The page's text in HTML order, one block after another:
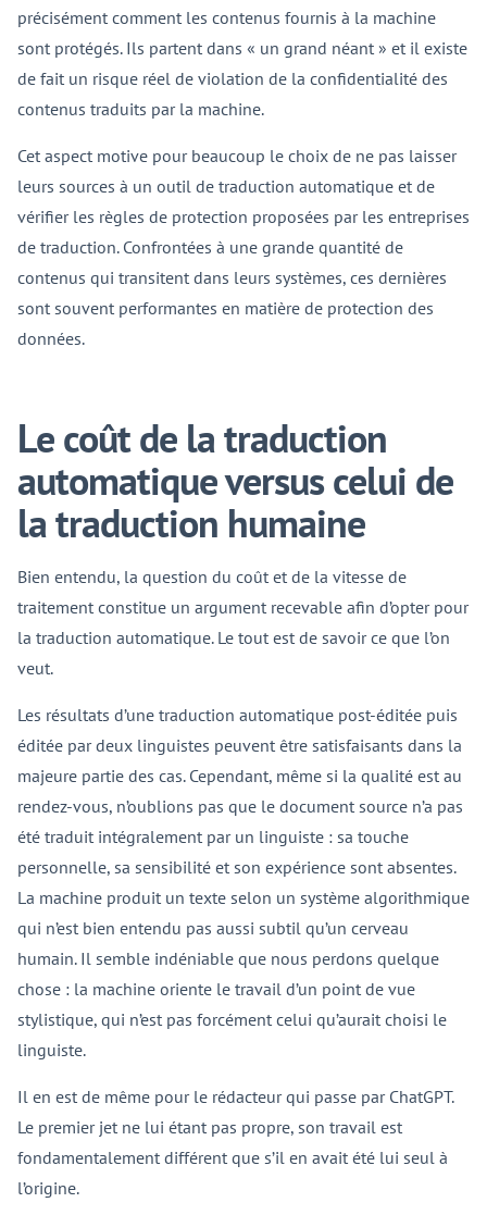
précisément comment les contenus fournis à la machine
sont protégés. Ils partent dans « un grand néant » et il existe
de fait un risque réel de violation de la confidentialité des
contenus traduits par la machine.
Cet aspect motive pour beaucoup le choix de ne pas laisser
leurs sources à un outil de traduction automatique et de
vérifier les règles de protection proposées par les entreprises
de traduction. Confrontées à une grande quantité de
contenus qui transitent dans leurs systèmes, ces dernières
sont souvent performantes en matière de protection des
données.
Le coût de la traduction
automatique versus celui de
la traduction humaine
Bien entendu, la question du coût et de la vitesse de
traitement constitue un argument recevable afin d’opter pour
la traduction automatique. Le tout est de savoir ce que l’on
veut.
Les résultats d’une traduction automatique post-éditée puis
éditée par deux linguistes peuvent être satisfaisants dans la
majeure partie des cas. Cependant, même si la qualité est au
rendez-vous, n’oublions pas que le document source n’a pas
été traduit intégralement par un linguiste : sa touche
personnelle, sa sensibilité et son expérience sont absentes.
La machine produit un texte selon un système algorithmique
qui n’est bien entendu pas aussi subtil qu’un cerveau
humain. Il semble indéniable que nous perdons quelque
chose : la machine oriente le travail d’un point de vue
stylistique, qui n’est pas forcément celui qu’aurait choisi le
linguiste.
Il en est de même pour le rédacteur qui passe par ChatGPT.
Le premier jet ne lui étant pas propre, son travail est
fondamentalement différent que s’il en avait été lui seul à
l’origine.